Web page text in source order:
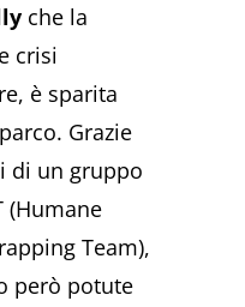
che la
crisi
è sparita
Grazie
di un gruppo
(Humane
Team),
però potute